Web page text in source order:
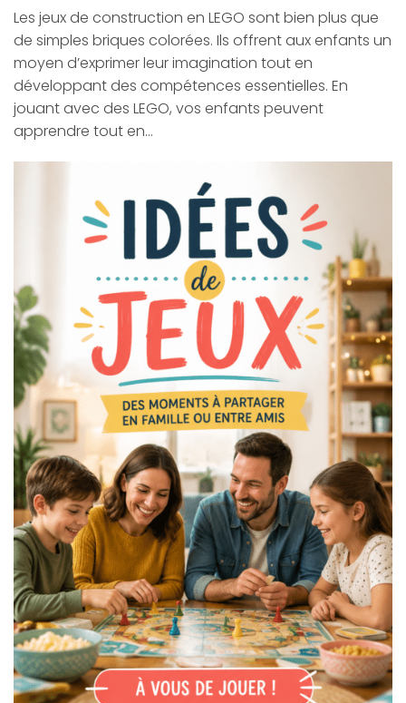
Les jeux de construction en LEGO sont bien plus que
de simples briques colorées. Ils offrent aux enfants un
moyen d’exprimer leur imagination tout en
développant des compétences essentielles. En
jouant avec des LEGO, vos enfants peuvent
apprendre tout en…